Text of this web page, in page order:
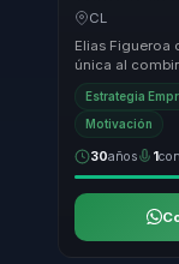
en foco y
CL
Elias Figueroa
única al
de alto
Estrategia
Motivación
30años 1